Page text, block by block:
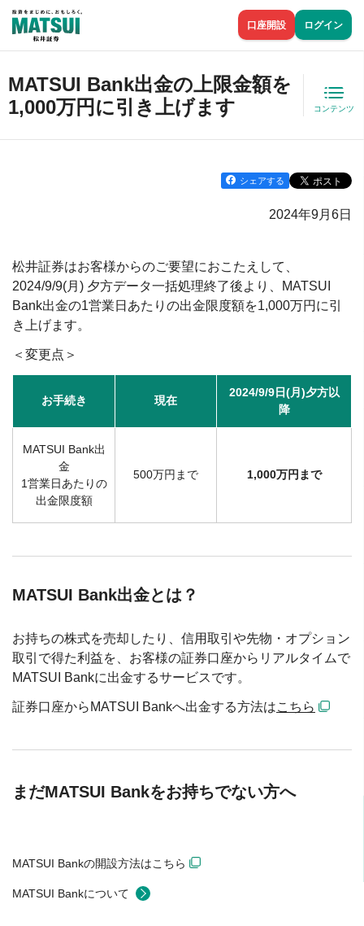
口座開設 ログイン
MATSUI Bank出金の上限金額を
1,000万円に引き上げます
コンテンツ
シェアする
2024年9月6日
松井証券はお客様からのご要望におこたえして、
2024/9/9(月) 夕方データ一括処理終了後より、MATSUI
Bank出金の1営業日あたりの出金限度額を1,000万円に引
き上げます。
＜変更点＞
お手続き 現在
2024/9/9日(月)夕方以
降
MATSUI Bank出
金
1営業日あたりの
出金限度額
500万円まで 1,000万円まで
MATSUI Bank出金とは？
お持ちの株式を売却したり、信用取引や先物・オプション
取引で得た利益を、お客様の証券口座からリアルタイムで
MATSUI Bankに出金するサービスです。
証券口座からMATSUI Bankへ出金する方法はこちら
まだMATSUI Bankをお持ちでない方へ
MATSUI Bankの開設方法はこちら
MATSUI Bankについて